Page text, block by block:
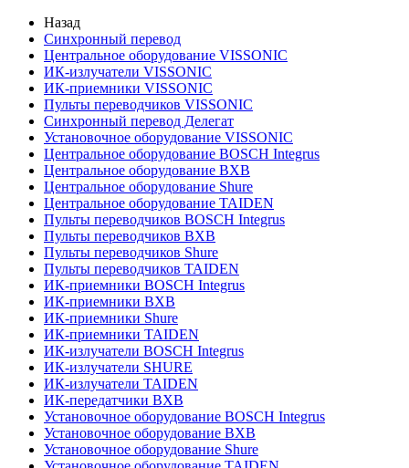
Назад
Синхронный перевод
Центральное оборудование VISSONIC
ИК-излучатели VISSONIC
ИК-приемники VISSONIC
Пульты переводчиков VISSONIC
Синхронный перевод Делегат
Установочное оборудование VISSONIC
Центральное оборудование BOSCH Integrus
Центральное оборудование BXB
Центральное оборудование Shure
Центральное оборудование TAIDEN
Пульты переводчиков BOSCH Integrus
Пульты переводчиков BXB
Пульты переводчиков Shure
Пульты переводчиков TAIDEN
ИК-приемники BOSCH Integrus
ИК-приемники BXB
ИК-приемники Shure
ИК-приемники TAIDEN
ИК-излучатели BOSCH Integrus
ИК-излучатели SHURE
ИК-излучатели TAIDEN
ИК-передатчики BXB
Установочное оборудование BOSCH Integrus
Установочное оборудование BXB
Установочное оборудование Shure